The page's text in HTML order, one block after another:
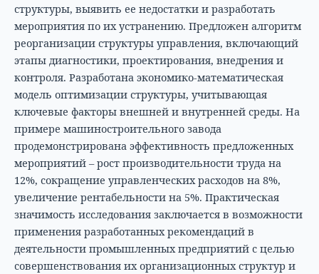
структуры, выявить ее недостатки и разработать
мероприятия по их устранению. Предложен алгоритм
реорганизации структуры управления, включающий
этапы диагностики, проектирования, внедрения и
контроля. Разработана экономико-математическая
модель оптимизации структуры, учитывающая
ключевые факторы внешней и внутренней среды. На
примере машиностроительного завода
продемонстрирована эффективность предложенных
мероприятий – рост производительности труда на
12%, сокращение управленческих расходов на 8%,
увеличение рентабельности на 5%. Практическая
значимость исследования заключается в возможности
применения разработанных рекомендаций в
деятельности промышленных предприятий с целью
совершенствования их организационных структур и